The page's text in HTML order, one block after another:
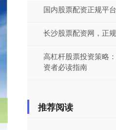
国内股票配资正规平
长沙股票配资网，正
高杠杆股票投资策略
资者必读指南
推荐阅读